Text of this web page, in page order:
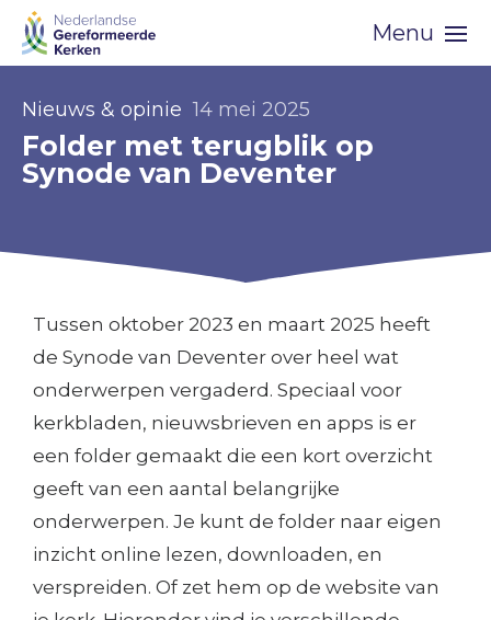
Skip
navigation
Menu
Nieuws & opinie 14 mei 2025
Folder met terugblik op
Synode van Deventer
Tussen oktober 2023 en maart 2025 heeft
de Synode van Deventer over heel wat
onderwerpen vergaderd. Speciaal voor
kerkbladen, nieuwsbrieven en apps is er
een folder gemaakt die een kort overzicht
geeft van een aantal belangrijke
onderwerpen. Je kunt de folder naar eigen
inzicht online lezen, downloaden, en
verspreiden. Of zet hem op de website van